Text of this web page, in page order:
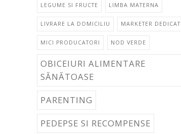
LEGUME SI FRUCTE LIMBA MATERNA
LIVRARE LA DOMICILIU MARKETER DEDICAT
MICI PRODUCATORI NOD VERDE
OBICEIURI ALIMENTARE
SĂNĂTOASE
PARENTING
PEDEPSE SI RECOMPENSE